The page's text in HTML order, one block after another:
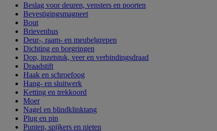
Beslag voor deuren, vensters en poorten
Bevestigingsmagneet
Bout
Brievenbus
Deur-, raam- en meubelgrepen
Dichting en borgringen
Dop, inzetstuk, veer en verbindingsdraad
Draadstift
Haak en schroefoog
Hang- en sluitwerk
Ketting en trekkoord
Moer
Nagel en blindklinktang
Plug en pin
Punten, spijkers en nieten